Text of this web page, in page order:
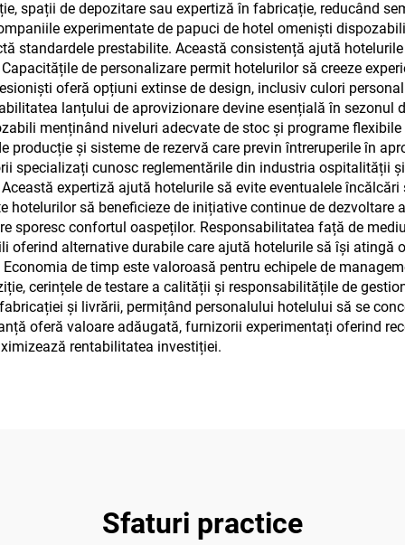
spații de depozitare sau expertiză în fabricație, reducând
experimentate de papuci de hotel omeniști
standardele prestabilite. Această consistență ajută
de personalizare permit hotelurilor să creeze
oferă opțiuni extinse de design, inclusiv culori
lanțului de aprovizionare devine esențială în sezonul
menținând niveluri adecvate de stoc și programe
și sisteme de rezervă care previn întreruperile în
specializați cunosc reglementările din industria ospitalității
expertiză ajută hotelurile să evite eventualele
hotelurilor să beneficieze de inițiative continue de dezvoltare
sporesc confortul oaspeților. Responsabilitatea față de
oferind alternative durabile care ajută hotelurile să își atingă
de timp este valoroasă pentru echipele de
cerințele de testare a calității și responsabilitățile de
și livrării, permițând personalului hotelului să se
oferă valoare adăugată, furnizorii experimentați oferind
rentabilitatea investiției.
Sfaturi practice